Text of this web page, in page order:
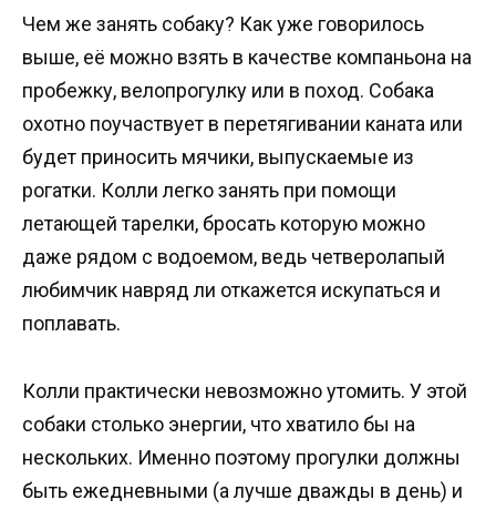
Чем же занять собаку? Как уже говорилось
выше, её можно взять в качестве компаньона на
пробежку, велопрогулку или в поход. Собака
охотно поучаствует в перетягивании каната или
будет приносить мячики, выпускаемые из
рогатки. Колли легко занять при помощи
летающей тарелки, бросать которую можно
даже рядом с водоемом, ведь четверолапый
любимчик навряд ли откажется искупаться и
поплавать.
Колли практически невозможно утомить. У этой
собаки столько энергии, что хватило бы на
нескольких. Именно поэтому прогулки должны
быть ежедневными (а лучше дважды в день) и